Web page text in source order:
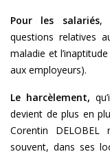
Pour les salariés,
questions relatives
maladie et
aux employeurs).
Le harcèlement,
devient de plus en
Corentin
souvent, dans ses